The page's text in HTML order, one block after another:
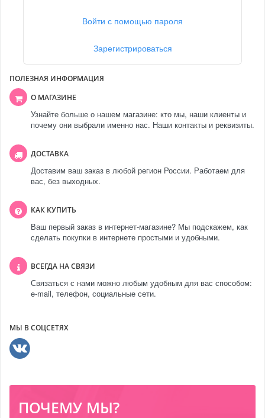
Войти с помощью пароля
Зарегистрироваться
ПОЛЕЗНАЯ ИНФОРМАЦИЯ
О МАГАЗИНЕ
Узнайте больше о нашем магазине: кто мы, наши клиенты и
почему они выбрали именно нас. Наши контакты и реквизиты.
ДОСТАВКА
Доставим ваш заказ в любой регион России. Работаем для
вас, без выходных.
КАК КУПИТЬ
Ваш первый заказ в интернет-магазине? Мы подскажем, как
сделать покупки в интернете простыми и удобными.
ВСЕГДА НА СВЯЗИ
Связаться с нами можно любым удобным для вас способом:
e-mail, телефон, социальные сети.
МЫ В СОЦСЕТЯХ
ПОЧЕМУ МЫ?